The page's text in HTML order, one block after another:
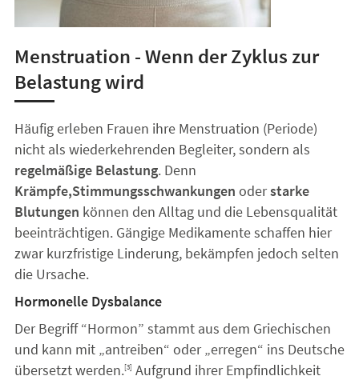
Menstruation - Wenn der Zyklus zur
Belastung wird
Häufig erleben Frauen ihre Menstruation (Periode)
nicht als wiederkehrenden Begleiter, sondern als
regelmäßige Belastung. Denn
Krämpfe,Stimmungsschwankungen oderstarke
Blutungen können den Alltag und die Lebensqualität
beeinträchtigen. Gängige Medikamente schaffen hier
zwar kurzfristige Linderung, bekämpfen jedoch selten
die Ursache.
Hormonelle Dysbalance
Der Begriff “Hormon” stammt aus dem Griechischen
und kann mit „antreiben“ oder „erregen“ ins Deutsche
übersetzt werden.[3] Aufgrund ihrer Empfindlichkeit